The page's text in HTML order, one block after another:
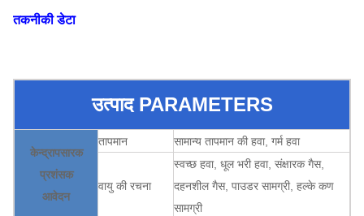
तकनीकी डेटा
उत्पाद PARAMETERS
केन्द्रापसारक
प्रशंसक
आवेदन
तापमान सामान्य तापमान की हवा, गर्म हवा
वायु की रचना
स्वच्छ हवा, धूल भरी हवा, संक्षारक गैस,
दहनशील गैस, पाउडर सामग्री, हल्के कण
सामग्री